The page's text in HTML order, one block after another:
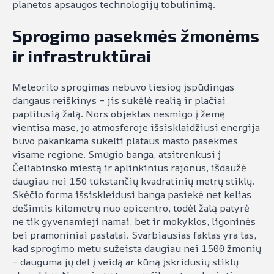
planetos apsaugos technologijų tobulinimą.
Sprogimo pasekmės žmonėms
ir infrastruktūrai
Meteorito sprogimas nebuvo tiesiog įspūdingas
dangaus reiškinys – jis sukėlė realią ir plačiai
paplitusią žalą. Nors objektas nesmigo į žemę
vientisa mase, jo atmosferoje išsisklaidžiusi energija
buvo pakankama sukelti plataus masto pasekmes
visame regione. Smūgio banga, atsitrenkusi į
Čeliabinsko miestą ir aplinkinius rajonus, išdaužė
daugiau nei 150 tūkstančių kvadratinių metrų stiklų.
Skėčio forma išsiskleidusi banga pasiekė net kelias
dešimtis kilometrų nuo epicentro, todėl žalą patyrė
ne tik gyvenamieji namai, bet ir mokyklos, ligoninės
bei pramoniniai pastatai. Svarbiausias faktas yra tas,
kad sprogimo metu sužeista daugiau nei 1500 žmonių
– dauguma jų dėl į veidą ar kūną įskridusių stiklų